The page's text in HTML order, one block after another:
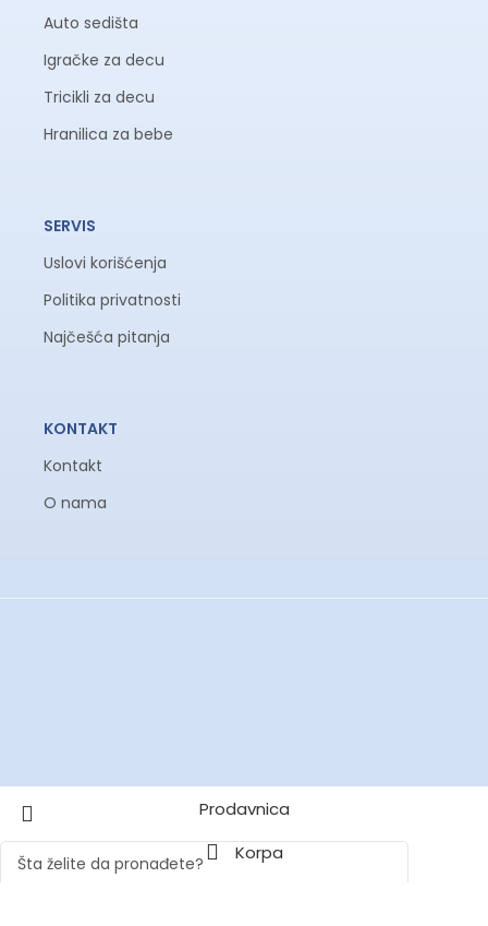
Auto sedišta
Igračke za decu
Tricikli za decu
Hranilica za bebe
SERVIS
Uslovi korišćenja
Politika privatnosti
Najčešća pitanja
KONTAKT
Kontakt
O nama
Prodavnica
Korpa